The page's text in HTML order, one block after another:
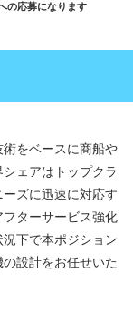
の応募になります
をベースに商船や
ェアはトップクラ
ズに迅速に対応す
ターサービス強化
下で本ポジション
設計をお任せいた